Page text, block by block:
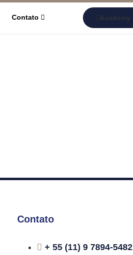
Contato Academy
Contato
+ 55 (11) 9 7894-5482